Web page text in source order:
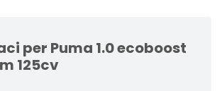
per Puma 1.0 ecoboost
125cv